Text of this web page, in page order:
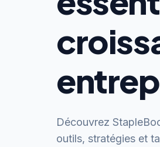
Découvrez
outils, stratégies et